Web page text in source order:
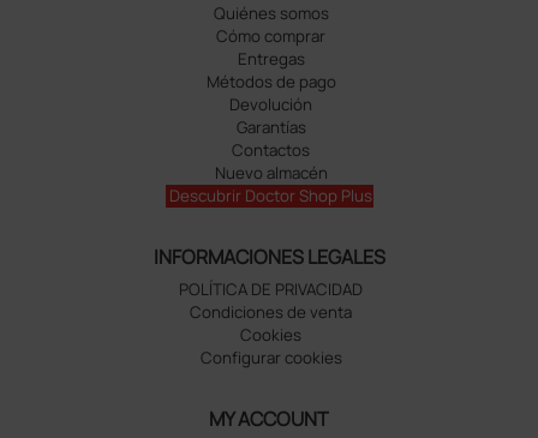
Quiénes somos
Cómo comprar
Entregas
Métodos de pago
Devolución
Garantías
Contactos
Nuevo almacén
Descubrir Doctor Shop Plus
INFORMACIONES LEGALES
POLÍTICA DE PRIVACIDAD
Condiciones de venta
Cookies
Configurar cookies
MY ACCOUNT